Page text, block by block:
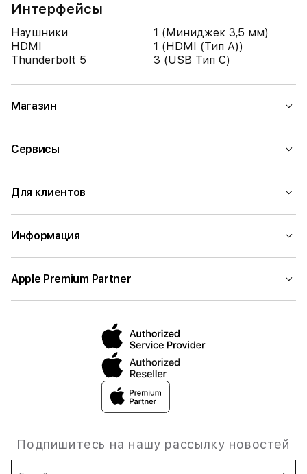
Интерфейсы
Наушники
1 (Миниджек 3,5 мм)
HDMI
1 (HDMI (Тип A))
Thunderbolt 5
3 (USB Тип C)
Магазин
Сервисы
Для клиентов
Информация
Apple Premium Partner
Подпишитесь на нашу рассылку новостей